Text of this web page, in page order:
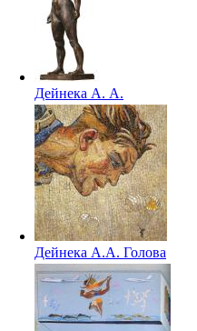
Дейнека А. А.
Спортсменка. 1956
Дейнека А.А. Голова
парашютиста. 1957